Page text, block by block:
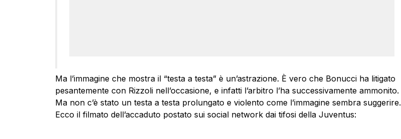
Ma l’immagine che mostra il “testa a testa” è un’astrazione. È vero che Bonucci ha litigato
pesantemente con Rizzoli nell’occasione, e infatti l’arbitro l’ha successivamente ammonito.
Ma non c’è stato un testa a testa prolungato e violento come l’immagine sembra suggerire.
Ecco il filmato dell’accaduto postato sui social network dai tifosi della Juventus: